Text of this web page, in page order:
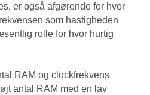
er også afgørende for hvor
som hastigheden
rolle for hvor hurtig
RAM og clockfrekvens
antal RAM med en lav